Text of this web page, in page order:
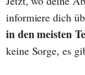
informiere dich
in den meisten
keine Sorge, es